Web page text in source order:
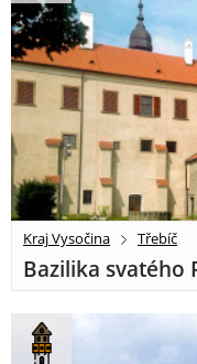
Kraj Vysočina Třebíč
Bazilika svatého